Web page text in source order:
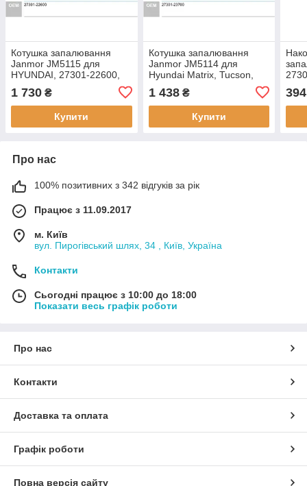
Котушка запалювання
Janmor JM5115 для
HYUNDAI, 27301-22600,
1 730 ₴
Купити
Котушка запалювання
Janmor JM5114 для
Hyundai Matrix, Tucson,
оригінальні номери:
27301-23700
1 438₴
Купити
394
Про нас
100% позитивних з 342 відгуків за рік
Працює з 11.09.2017
м. Київ
вул. Пирогівський шлях, 34 , Київ, Україна
Контакти
Сьогодні працює з 10:00 до 18:00
Показати весь графік роботи
Про нас
Контакти
Доставка та оплата
Графік роботи
Повна версія сайту